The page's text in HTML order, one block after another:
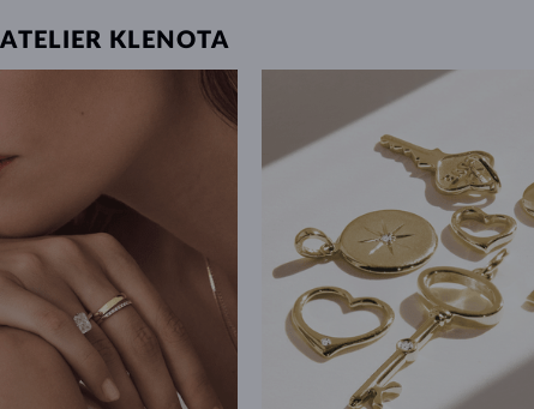
ATELIER KLENOTA